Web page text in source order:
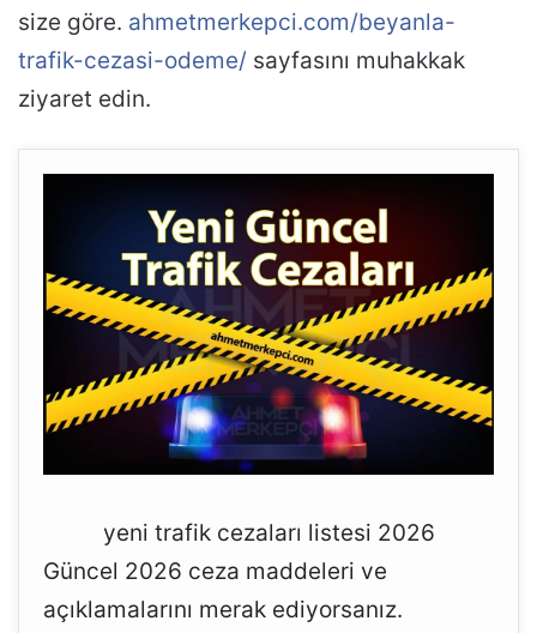
size göre. ahmetmerkepci.com/beyanla-
trafik-cezasi-odeme/ sayfasını muhakkak
ziyaret edin.
yeni trafik cezaları listesi 2026
Güncel 2026 ceza maddeleri ve
açıklamalarını merak ediyorsanız.